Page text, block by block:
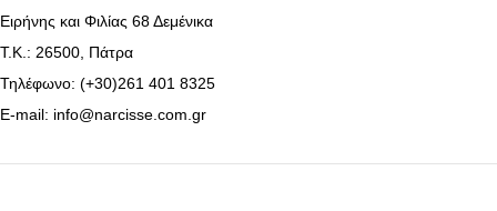
Ειρήνης και Φιλίας 68 Δεμένικα
Τ.Κ.: 26500, Πάτρα
Τηλέφωνο: (+30)261 401 8325
E-mail: info@narcisse.com.gr